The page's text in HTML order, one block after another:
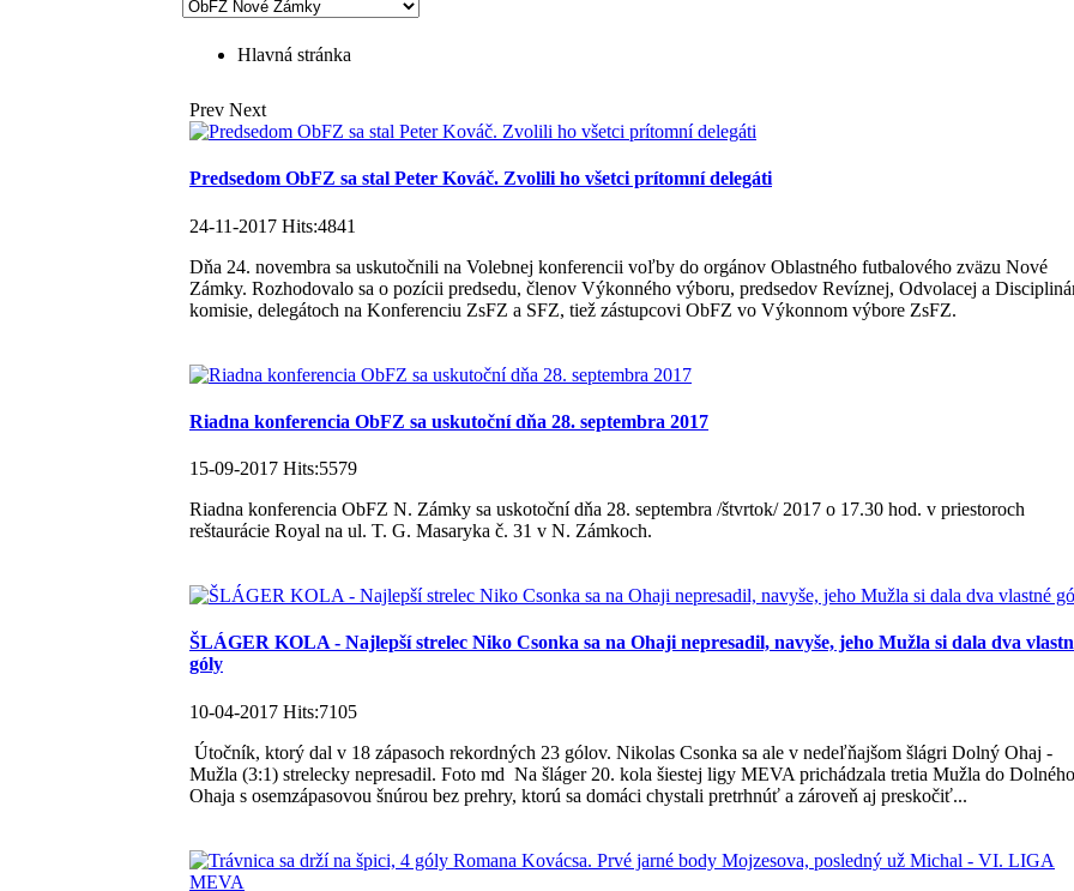
Hlavná stránka
Prev Next
Predsedom ObFZ sa stal Peter Kováč. Zvolili ho všetci prítomní delegáti
24-11-2017 Hits:4841
Dňa 24. novembra sa uskutočnili na Volebnej konferencii voľby do orgánov Oblastného futbalového zväzu Nové
Zámky. Rozhodovalo sa o pozícii predsedu, členov Výkonného výboru, predsedov Revíznej, Odvolacej a
komisie, delegátoch na Konferenciu ZsFZ a SFZ, tiež zástupcovi ObFZ vo Výkonnom výbore ZsFZ.
Riadna konferencia ObFZ sa uskutoční dňa 28. septembra 2017
15-09-2017 Hits:5579
Riadna konferencia ObFZ N. Zámky sa uskotoční dňa 28. septembra /štvrtok/ 2017 o 17.30 hod. v priestoroch
reštaurácie Royal na ul. T. G. Masaryka č. 31 v N. Zámkoch.
ŠLÁGER KOLA - Najlepší strelec Niko Csonka sa na Ohaji nepresadil, navyše, jeho Mužla si dala dva
góly
10-04-2017 Hits:7105
Útočník, ktorý dal v 18 zápasoch rekordných 23 gólov. Nikolas Csonka sa ale v nedeľňajšom šlágri Dolný Ohaj -
Mužla (3:1) strelecky nepresadil. Foto md Na šláger 20. kola šiestej ligy MEVA prichádzala tretia Mužla do Dolného
Ohaja s osemzápasovou šnúrou bez prehry, ktorú sa domáci chystali pretrhnúť a zároveň aj preskočiť...